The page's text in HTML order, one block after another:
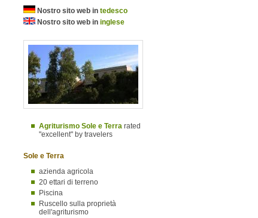
Nostro sito web in tedesco
Nostro sito web in inglese
Agriturismo Sole e Terra rated
"excellent" by travelers
Sole e Terra
azienda agricola
20 ettari di terreno
Piscina
Ruscello sulla proprietà
dell'agriturismo